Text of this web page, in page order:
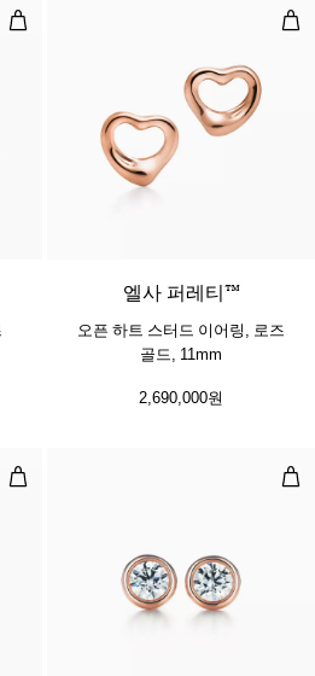
오픈 하트 브레이슬릿, 로즈 골드,오
엘사 퍼레티™
오픈 하트 스터드 이어링, 로즈
골드, 11mm
2,690,000원
다이아몬드 바이 더 야드™ 스프링다